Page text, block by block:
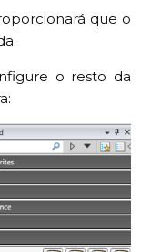
que o
o resto da